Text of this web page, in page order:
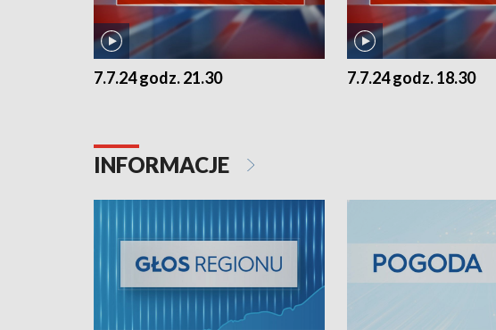
7.7.24 godz. 21.30 7.7.24 godz. 18.30
INFORMACJE